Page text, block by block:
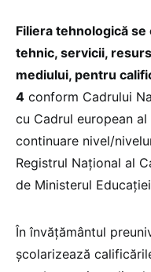
Filiera tehnologică
tehnic, servicii,
mediului, pentru
4 conform Cadrului
cu Cadrul european
continuare nivel/
Registrul Național al
de Ministerul
În învățământul
școlarizează